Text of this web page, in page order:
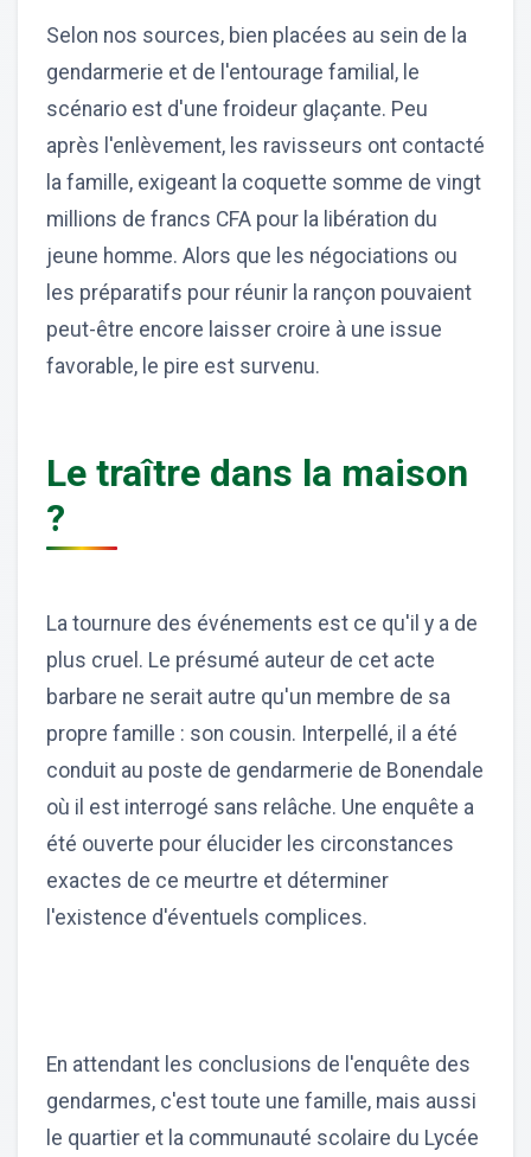
Selon nos sources, bien placées au sein de la
gendarmerie et de l'entourage familial, le
scénario est d'une froideur glaçante. Peu
après l'enlèvement, les ravisseurs ont contacté
la famille, exigeant la coquette somme de vingt
millions de francs CFA pour la libération du
jeune homme. Alors que les négociations ou
les préparatifs pour réunir la rançon pouvaient
peut-être encore laisser croire à une issue
favorable, le pire est survenu.
Le traître dans la maison
?
La tournure des événements est ce qu'il y a de
plus cruel. Le présumé auteur de cet acte
barbare ne serait autre qu'un membre de sa
propre famille : son cousin. Interpellé, il a été
conduit au poste de gendarmerie de Bonendale
où il est interrogé sans relâche. Une enquête a
été ouverte pour élucider les circonstances
exactes de ce meurtre et déterminer
l'existence d'éventuels complices.
En attendant les conclusions de l'enquête des
gendarmes, c'est toute une famille, mais aussi
le quartier et la communauté scolaire du Lycée